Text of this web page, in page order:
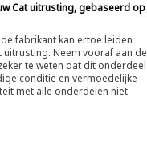
Cat uitrusting, gebaseerd op
fabrikant kan ertoe leiden
Neem vooraf aan de
te weten dat dit onderdeel
conditie en vermoedelijke
met alle onderdelen niet